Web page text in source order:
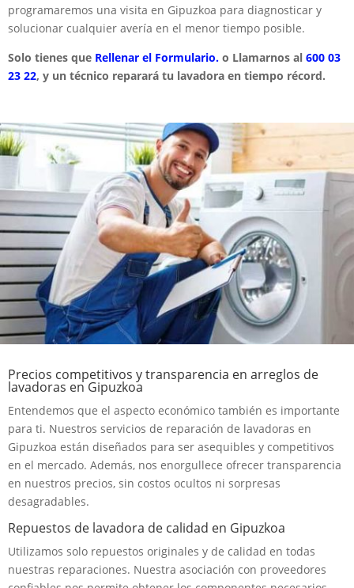
programaremos una visita en Gipuzkoa para diagnosticar y
solucionar cualquier avería en el menor tiempo posible.
Solo tienes que Rellenar el Formulario. o Llamarnos al 600 03
23 22, y un técnico reparará tu lavadora en tiempo récord.
Precios competitivos y transparencia en arreglos de
lavadoras en Gipuzkoa
Entendemos que el aspecto económico también es importante
para ti. Nuestros servicios de reparación de lavadoras en
Gipuzkoa están diseñados para ser asequibles y competitivos
en el mercado. Además, nos enorgullece ofrecer transparencia
en nuestros precios, sin costos ocultos ni sorpresas
desagradables.
Repuestos de lavadora de calidad en Gipuzkoa
Utilizamos solo repuestos originales y de calidad en todas
nuestras reparaciones. Nuestra asociación con proveedores